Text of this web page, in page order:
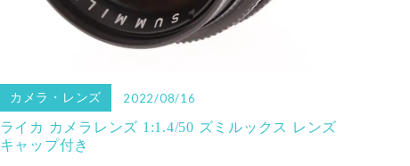
カメラ・レンズ 2022/08/16
ライカ カメラレンズ 1:1.4/50 ズミルックス レンズ
キャップ付き